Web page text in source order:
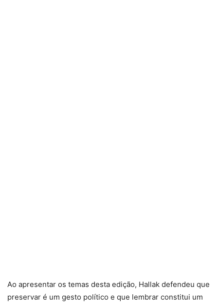
Ao apresentar os temas desta edição, Hallak defendeu que
preservar é um gesto político e que lembrar constitui um